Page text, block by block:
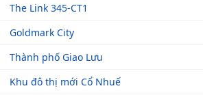
The Link 345-CT1
Goldmark City
Thành phố Giao Lưu
Khu đô thị mới Cổ Nhuế